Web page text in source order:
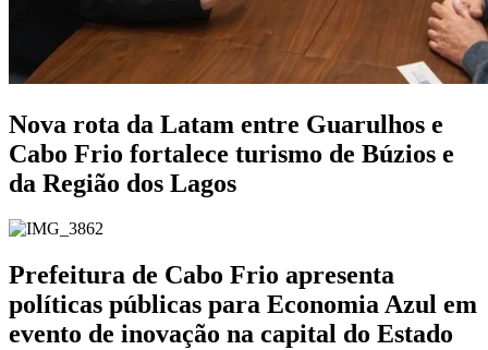
Nova rota da Latam entre Guarulhos e
Cabo Frio fortalece turismo de Búzios e
da Região dos Lagos
Prefeitura de Cabo Frio apresenta
políticas públicas para Economia Azul em
evento de inovação na capital do Estado